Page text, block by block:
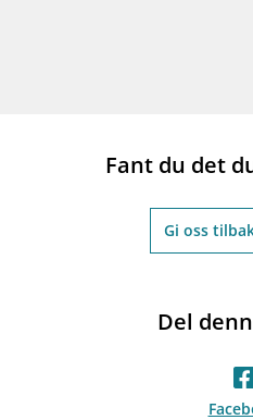
Fant du det
Gi oss
Del